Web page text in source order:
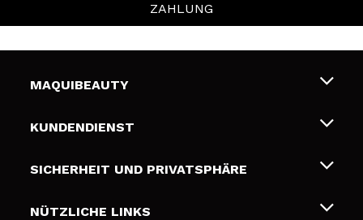
ZAHLUNG
MAQUIBEAUTY
Über uns
Geschenkkarten
KUNDENDIENST
Liefer- und Versandkosten
Zahlung
SICHERHEIT UND PRIVATSPHÄRE
Bedingungen und Datenschutz
NÜTZLICHE LINKS